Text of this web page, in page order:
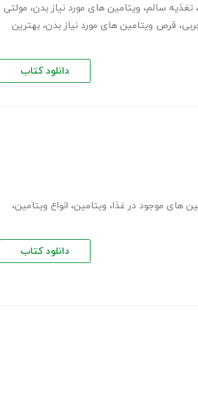
، تغذیه سالم، ویتامین های مورد نیاز بدن، مولتی
، قرص ویتامین های مورد نیاز بدن، بهترین
دانلود کتاب
های موجود در غذا، ویتامین، انواع ویتامین،
دانلود کتاب